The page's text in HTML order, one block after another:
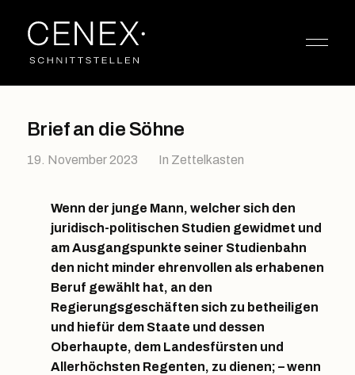
Brief an die Söhne
19. November 2023 In Zettelkasten
Wenn der junge Mann, welcher sich den
juridisch-politischen Studien gewidmet und
am Ausgangspunkte seiner Studienbahn
den nicht minder ehrenvollen als erhabenen
Beruf gewählt hat, an den
Regierungsgeschäften sich zu betheiligen
und hiefür dem Staate und dessen
Oberhaupte, dem Landesfürsten und
Allerhöchsten Regenten, zu dienen; – wenn